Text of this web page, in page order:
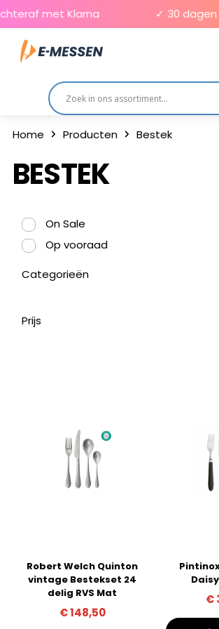
Skip
to
content
met Klarna ✓ 30
Home Producten Bestek
BESTEK
On Sale
Op vooraad
Categorieën
Prijs
Robert Welch Quinton
vintage Bestekset 24
delig RVS Mat
€148,50
€